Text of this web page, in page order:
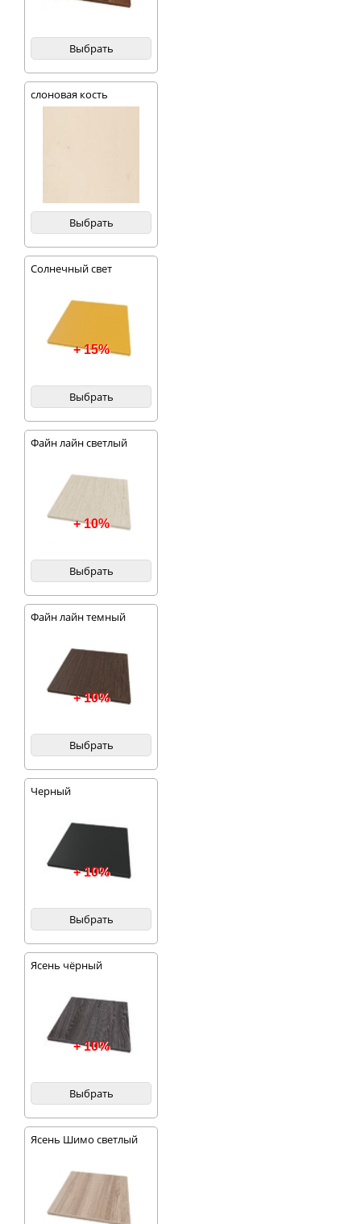
Выбрать
слоновая кость
Выбрать
Солнечный свет
+ 15%
Выбрать
Файн лайн светлый
+ 10%
Выбрать
Файн лайн темный
+ 10%
Выбрать
Черный
+ 10%
Выбрать
Ясень чёрный
+ 10%
Выбрать
Ясень Шимо светлый